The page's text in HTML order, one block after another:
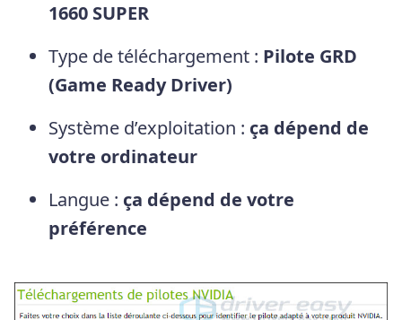
1660 SUPER
Type de téléchargement : Pilote GRD
(Game Ready Driver)
Système d’exploitation : ça dépend de
votre ordinateur
Langue : ça dépend de votre
préférence